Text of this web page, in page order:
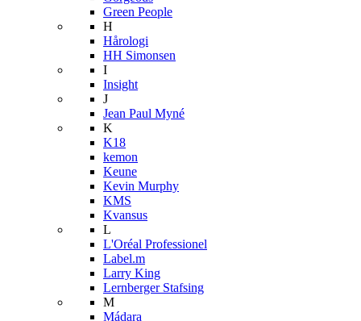
Green People
H
Hårologi
HH Simonsen
I
Insight
J
Jean Paul Myné
K
K18
kemon
Keune
Kevin Murphy
KMS
Kvansus
L
L'Oréal Professionel
Label.m
Larry King
Lernberger Stafsing
M
Mádara